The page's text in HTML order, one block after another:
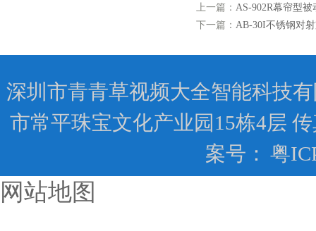
上一篇： AS-902R幕帘型
下一篇： AB-30I不锈钢对
深圳市青青草视频大全智能科技
市常平珠宝文化产业园15栋4层
案号： 粤
网站地图